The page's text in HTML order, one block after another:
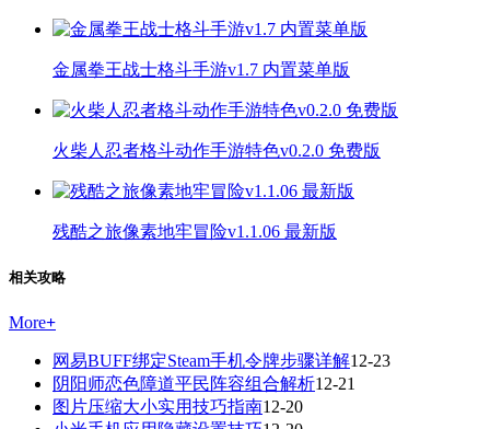
金属拳王战士格斗手游v1.7 内置菜单版
火柴人忍者格斗动作手游特色v0.2.0 免费版
残酷之旅像素地牢冒险v1.1.06 最新版
相关攻略
More+
网易BUFF绑定Steam手机令牌步骤详解12-23
阴阳师恋色障道平民阵容组合解析12-21
图片压缩大小实用技巧指南12-20